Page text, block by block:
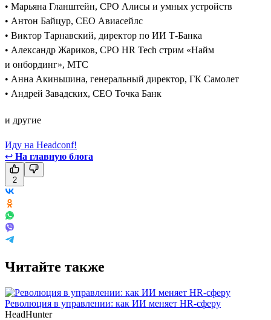
• Марьяна Гланштейн, CPO Алисы и умных устройств
• Антон Байцур, CEO Авиасейлс
• Виктор Тарнавский, директор по ИИ Т-Банка
• Александр Жариков, CPO HR Tech стрим «Найм
и онбординг», МТС
• Анна Акиньшина, генеральный директор, ГК Самолет
• Андрей Завадских, СЕО Точка Банк
и другие
Иду на Headconf!
↩ На главную блога
2
Читайте также
Революция в управлении: как ИИ меняет HR-сферу
HeadHunter